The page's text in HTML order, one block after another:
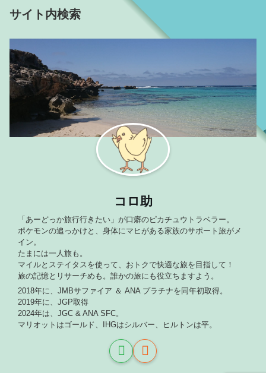
サイト内検索
コロ助
「あーどっか旅行行きたい」が口癖のピカチュウトラベラー。
ポケモンの追っかけと、身体にマヒがある家族のサポート旅がメ
イン。
たまには一人旅も。
マイルとステイタスを使って、おトクで快適な旅を目指して！
旅の記憶とリサーチめも。誰かの旅にも役立ちますよう。
2018年に、JMBサファイア ＆ ANA プラチナを同年初取得。
2019年に、JGP取得
2024年は、JGC & ANA SFC。
マリオットはゴールド、IHGはシルバー、ヒルトンは平。